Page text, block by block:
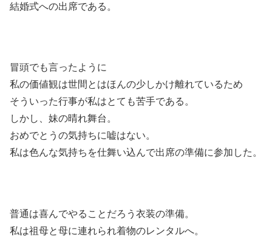
結婚式への出席である。
冒頭でも言ったように
私の価値観は世間とはほんの少しかけ離れているため
そういった行事が私はとても苦手である。
しかし、妹の晴れ舞台。
おめでとうの気持ちに嘘はない。
私は色んな気持ちを仕舞い込んで出席の準備に参加した。
普通は喜んでやることだろう衣装の準備。
私は祖母と母に連れられ着物のレンタルへ。